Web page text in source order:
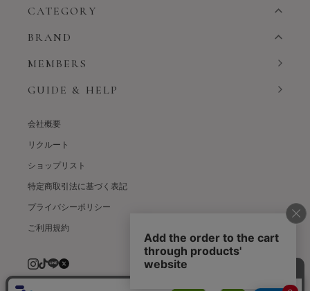
CATEGORY
BRAND
MEMBERS
GUIDE & HELP
会社概要
リクルート
ショップリスト
特定商取引法に基づく表記
プライバシーポリシー
ご利用規約